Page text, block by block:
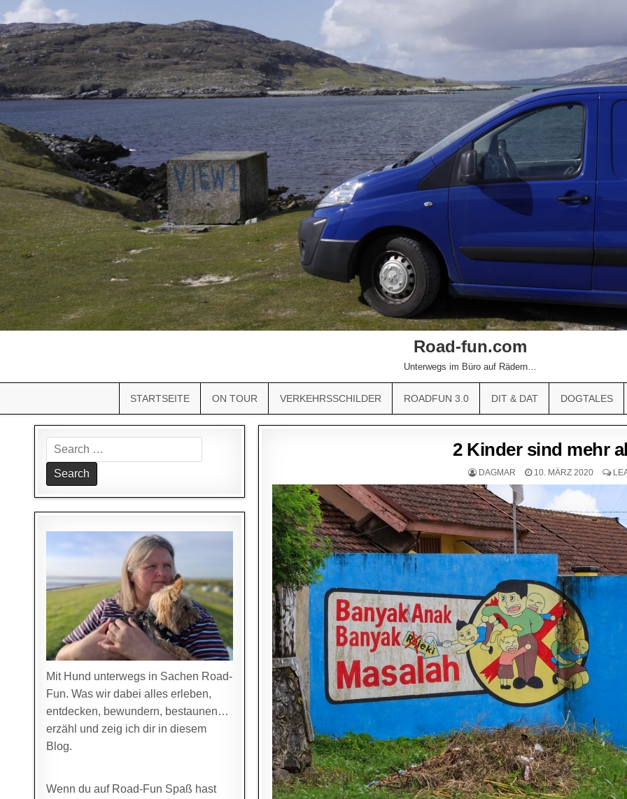
Road-fun.com
Unterwegs im Büro auf Rädern…
STARTSEITE ON TOUR VERKEHRSSCHILDER ROADFUN 3.0 DIT & DAT DOGTALES
2 Kinder sind mehr
DAGMAR 10. MÄRZ 2020
Search
for:
Mit Hund unterwegs in Sachen Road-
Fun. Was wir dabei alles erleben,
entdecken, bewundern, bestaunen…
erzähl und zeig ich dir in diesem
Blog.
Wenn du auf Road-Fun Spaß hast